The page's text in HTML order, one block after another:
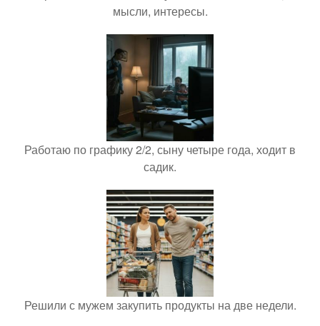
мысли, интересы.
Работаю по графику 2/2, сыну четыре года, ходит в
садик.
Решили с мужем закупить продукты на две недели.